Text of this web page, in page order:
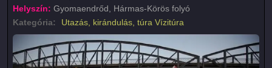
Helyszín: Gyomaendrőd, Hármas-Körös folyó
Kategória:
Utazás, kirándulás, túra Vízitúra